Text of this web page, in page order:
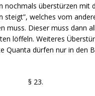
nochmals überstürzen mit
steigt”, welches vom
muss. Dieser muss dann
löffeln. Weiteres
Quanta dürfen nur in den
§ 23.